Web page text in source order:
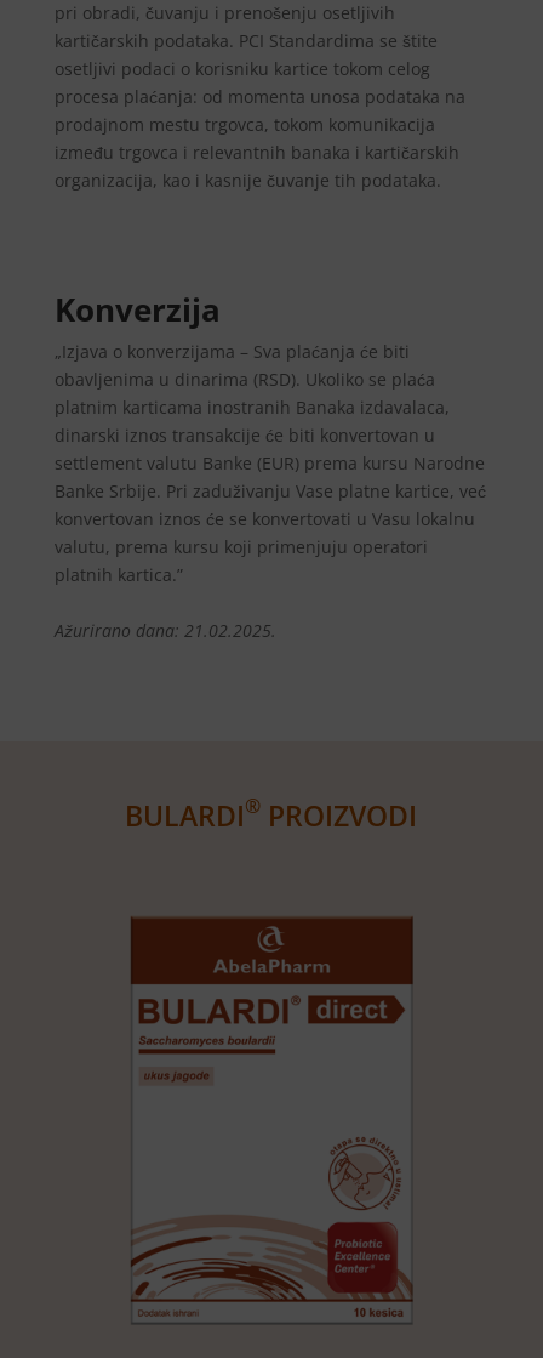
pri obradi, čuvanju i prenošenju osetljivih
kartičarskih podataka. PCI Standardima se štite
osetljivi podaci o korisniku kartice tokom celog
procesa plaćanja: od momenta unosa podataka na
prodajnom mestu trgovca, tokom komunikacija
između trgovca i relevantnih banaka i kartičarskih
organizacija, kao i kasnije čuvanje tih podataka.
Konverzija
„Izjava o konverzijama – Sva plaćanja će biti
obavljenima u dinarima (RSD). Ukoliko se plaća
platnim karticama inostranih Banaka izdavalaca,
dinarski iznos transakcije će biti konvertovan u
settlement valutu Banke (EUR) prema kursu Narodne
Banke Srbije. Pri zaduživanju Vase platne kartice, već
konvertovan iznos će se konvertovati u Vasu lokalnu
valutu, prema kursu koji primenjuju operatori
platnih kartica.”
Ažurirano dana: 21.02.2025.
BULARDI® PROIZVODI